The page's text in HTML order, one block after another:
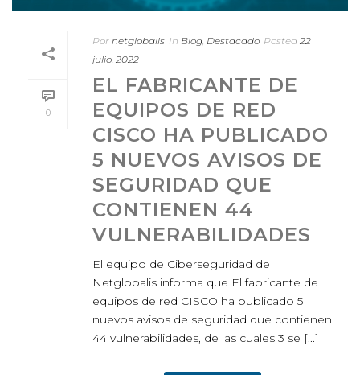
0
Por netglobalis In Blog Destacado Posted 22
julio, 2022
EL FABRICANTE DE
EQUIPOS DE RED
CISCO HA PUBLICADO
5 NUEVOS AVISOS DE
SEGURIDAD QUE
CONTIENEN 44
VULNERABILIDADES
El equipo de Ciberseguridad de
Netglobalis informa que El fabricante de
equipos de red CISCO ha publicado 5
nuevos avisos de seguridad que contienen
44 vulnerabilidades, de las cuales 3 se [...]